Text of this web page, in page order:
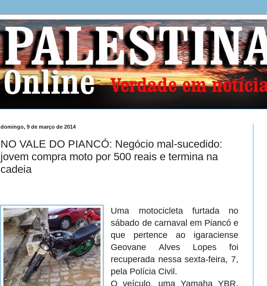
domingo, 9 de março de 2014
NO VALE DO PIANCÓ: Negócio mal-sucedido:
jovem compra moto por 500 reais e termina na
cadeia
Uma motocicleta furtada no
sábado de carnaval em Piancó e
que pertence ao igaraciense
Geovane Alves Lopes foi
recuperada nessa sexta-feira, 7,
pela Polícia Civil.
O veículo, uma Yamaha YBR,